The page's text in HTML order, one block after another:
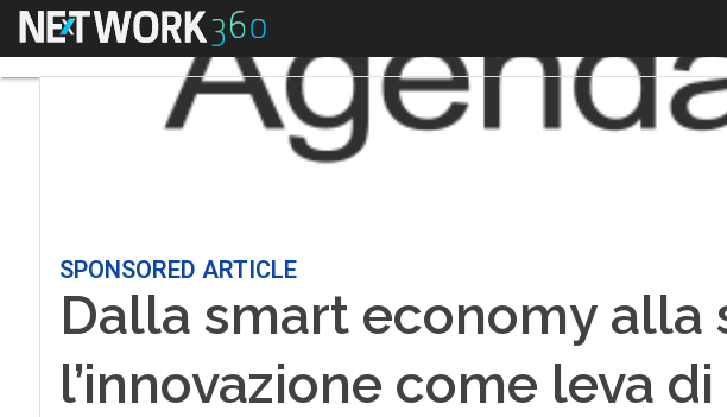
Menu
SPONSORED ARTICLE
Dalla smart economy alla
l’innovazione come leva